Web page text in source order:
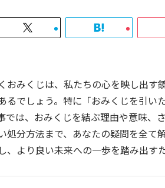
おみくじは、私たちの心を映し出
るでしょう。特に「おみくじを引い
では、おみくじを結ぶ理由や意味、
処分方法まで、あなたの疑問を全
、より良い未来への一歩を踏み出す